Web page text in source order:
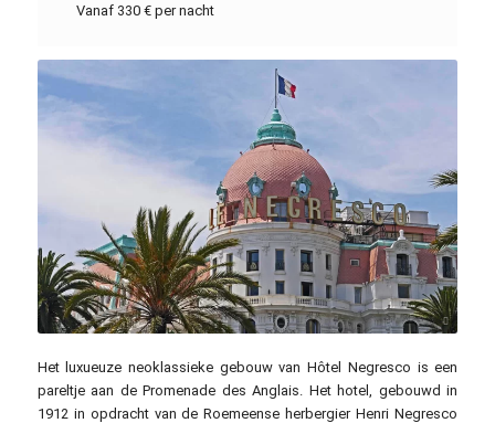
Vanaf 330 € per nacht
hpgruesen / pixabay.com
Het luxueuze neoklassieke gebouw van Hôtel Negresco is een
pareltje aan de Promenade des Anglais. Het hotel, gebouwd in
1912 in opdracht van de Roemeense herbergier Henri Negresco